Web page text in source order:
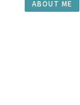
ABOUT ME